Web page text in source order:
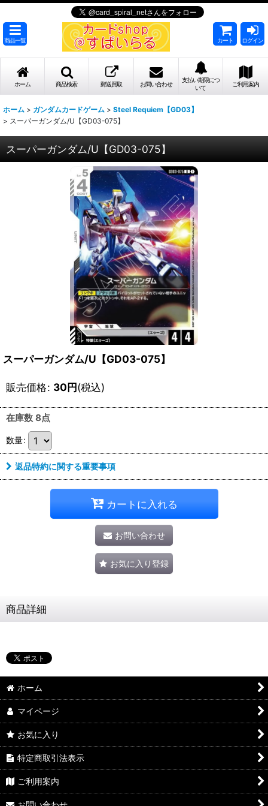
商品一覧 カート ログイン
ホーム 商品検索 郵送買取 お問い合わせ
支払い期限につ
いて
ご利用案内
ホーム > ガンダムカードゲーム > Steel Requiem【GD03】
> スーパーガンダム/U【GD03-075】
スーパーガンダム/U【GD03-075】
スーパーガンダム/U【GD03-075】
販売価格: 30円(税込)
在庫数 8点
数量:
返品特約に関する重要事項
カートに入れる
お問い合わせ
お気に入り登録
商品詳細
ホーム
マイページ
お気に入り
特定商取引法表示
ご利用案内